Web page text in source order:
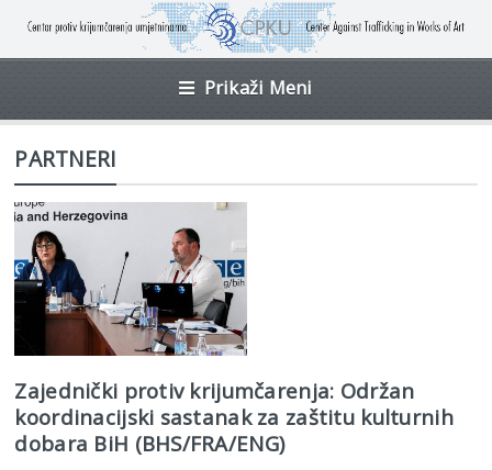
Prikaži Meni
PARTNERI
Zajednički protiv krijumčarenja: Održan
koordinacijski sastanak za zaštitu kulturnih
dobara BiH (BHS/FRA/ENG)